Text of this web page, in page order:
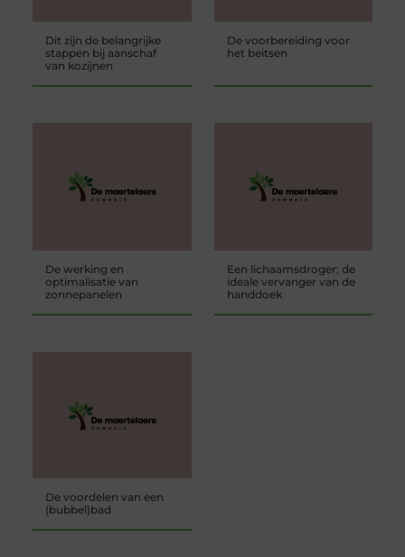
Dit zijn de belangrijke
stappen bij aanschaf
van kozijnen
De voorbereiding voor
het beitsen
De werking en
optimalisatie van
zonnepanelen
Een lichaamsdroger; de
ideale vervanger van de
handdoek
De voordelen van een
(bubbel)bad